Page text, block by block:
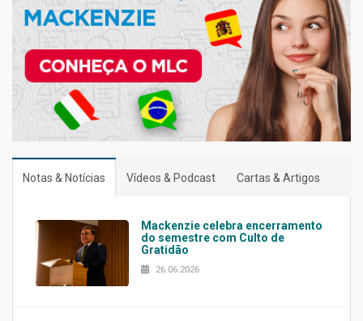
Notas & Notícias Vídeos & Podcast Cartas & Artigos
Mackenzie celebra encerramento
do semestre com Culto de
Gratidão
26.06.2026